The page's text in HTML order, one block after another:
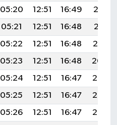
05:20 12:51 16:49
20:12
05:21 12:51 16:48
20:11
05:22 12:51 16:48
20:10
05:23 12:51 16:48
20:09
05:24 12:51 16:47
20:08
05:25 12:51 16:47
20:07
05:26 12:51 16:47
20:06